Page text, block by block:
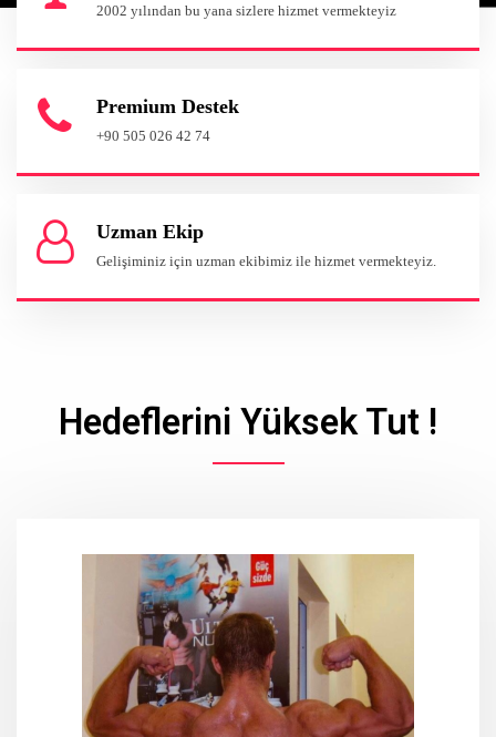
2002 yılından bu yana sizlere hizmet vermekteyiz
Premium Destek
+90 505 026 42 74
Uzman Ekip
Gelişiminiz için uzman ekibimiz ile hizmet vermekteyiz.
Hedeflerini Yüksek Tut !